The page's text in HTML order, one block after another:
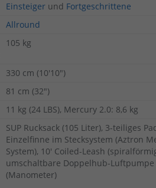
Einsteiger und Fortgeschrittene
Allround
105 kg
330 cm (10'10")
81 cm (32")
11 kg (24 LBS), Mercury 2.0: 8,6 kg
SUP Rucksack (105 Liter), 3-teiliges
Einzelfinne im Stecksystem (Aztron
System), 10' Coiled-Leash
umschaltbare Doppelhub-
(Manometer)